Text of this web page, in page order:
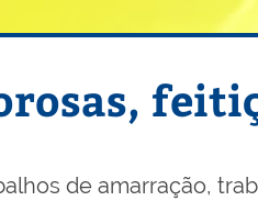
de amarração,